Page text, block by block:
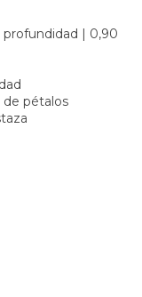
| 0,90
de pétalos